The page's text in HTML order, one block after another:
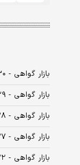
بازار گواهی - ۱۴۰۴/۰۵/۳۰
بازار گواهی - ۱۴۰۴/۰۵/۲۹
بازار گواهی - ۱۴۰۴/۰۵/۲۸
بازار گواهی - ۱۴۰۴/۰۵/۲۷
بازار گواهی - ۱۴۰۴/۰۵/۲۲